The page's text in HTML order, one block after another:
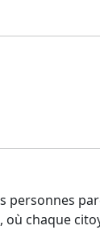
personnes
où chaque